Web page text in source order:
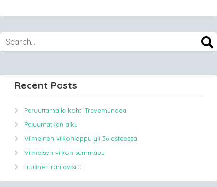
Recent Posts
Peruuttamalla kohti Travemündea
Paluumatkan alku
Viimeinen viikonloppu yli 36 asteessa.
Viimeisen viikon summaus
Tuulinen rantavisiitti